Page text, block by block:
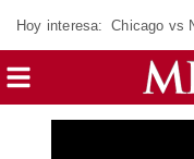
Hoy interesa: Chicago vs